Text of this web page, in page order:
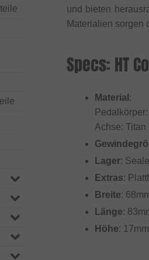
und bieten
Materialien sorgen
Specs: HT
Material :
Achse: Titan
Lager:
Extras:
Breite:
Länge:
Höhe: 17mm